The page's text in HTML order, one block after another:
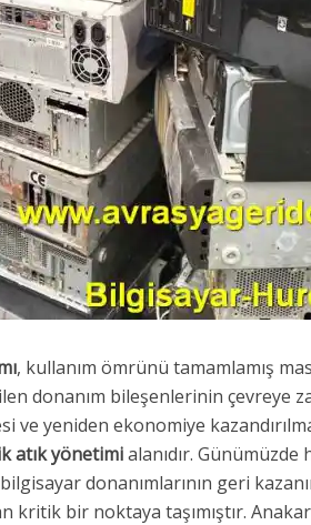
, kullanım ömrünü tamamlamış
donanım bileşenlerinin çevreye
ve yeniden ekonomiye
atık yönetimialanıdır. Günümüzde
donanımlarının geri
kritik bir noktaya taşımıştır.